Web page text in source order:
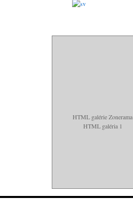
HTML galérie Zonerama
HTML galéria 1